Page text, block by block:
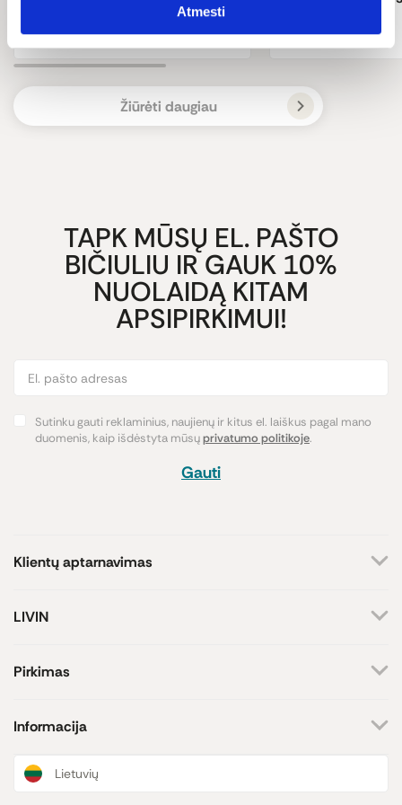
Atmesti
sveikatai ir FISH4EVER
Žiūrėti daugiau
TAPK MŪSŲ EL. PAŠTO
BIČIULIU IR GAUK 10%
NUOLAIDĄ KITAM
APSIPIRKIMUI!
Sutinku gauti reklaminius, naujienų ir kitus el. laiškus pagal mano
duomenis, kaip išdėstyta mūsųprivatumo politikoje.
Gauti
Klientų aptarnavimas
Rašyti užklausą
Atsakome darbo dienomis
LIVIN
Kontaktai
Prekių ženklai
Dovanų kuponai
Pirkimas
Pristatymas
Informacija
Naujienos ir straipsniai
Lietuvių